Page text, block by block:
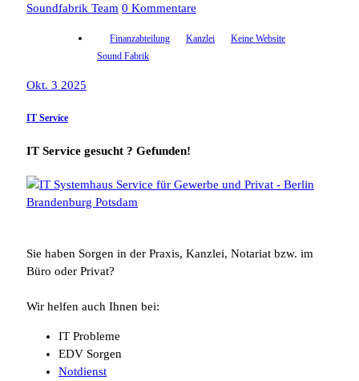
Soundfabrik Team 0 Kommentare
Finanzabteilung Kanzlei
Keine Website
Sound Fabrik
Okt. 3 2025
IT Service
IT Service gesucht ? Gefunden!
Sie haben Sorgen in der Praxis, Kanzlei, Notariat bzw. im
Büro oder Privat?
Wir helfen auch Ihnen bei:
IT Probleme
EDV Sorgen
Notdienst